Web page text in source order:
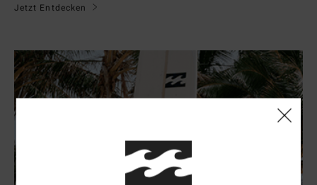
Jetzt Entdecken